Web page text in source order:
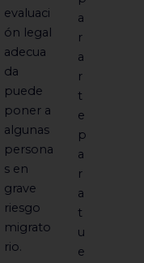
evaluaci
ón legal
adecua
da
puede
poner a
algunas
persona
s en
grave
riesgo
migrato
rio.
a
r
a
r
t
e
p
a
r
a
t
u
e